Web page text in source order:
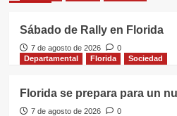
Sábado de Rally en Florida
7 de agosto de 2026
0
Departamental
Florida Sociedad
Florida se prepara para un
7 de agosto de 2026
0